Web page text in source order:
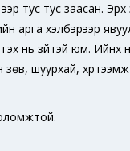
тус тус заасан.
арга хэлбэрээр
нь зүйтэй юм. Ийнхүү
зөв, шуурхай,